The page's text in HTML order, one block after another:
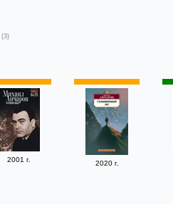
(3)
2001 г. 2020 г.